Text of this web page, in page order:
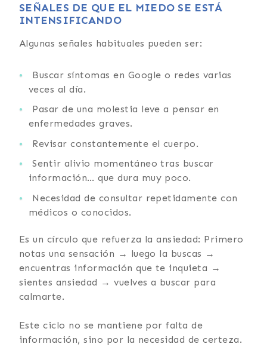
SEÑALES DE QUE EL MIEDO SE ESTÁ
INTENSIFICANDO
Algunas señales habituales pueden ser:
Buscar síntomas en Google o redes varias
veces al día.
Pasar de una molestia leve a pensar en
enfermedades graves.
Revisar constantemente el cuerpo.
Sentir alivio momentáneo tras buscar
información… que dura muy poco.
Necesidad de consultar repetidamente con
médicos o conocidos.
Es un círculo que refuerza la ansiedad: Primero
notas una sensación → luego la buscas →
encuentras información que te inquieta →
sientes ansiedad → vuelves a buscar para
calmarte.
Este ciclo no se mantiene por falta de
información, sino por la necesidad de certeza.